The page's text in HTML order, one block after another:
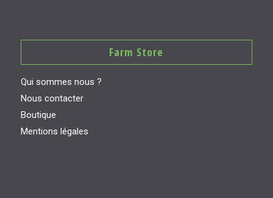
Farm Store
Qui sommes nous ?
Nous contacter
Boutique
Mentions légales